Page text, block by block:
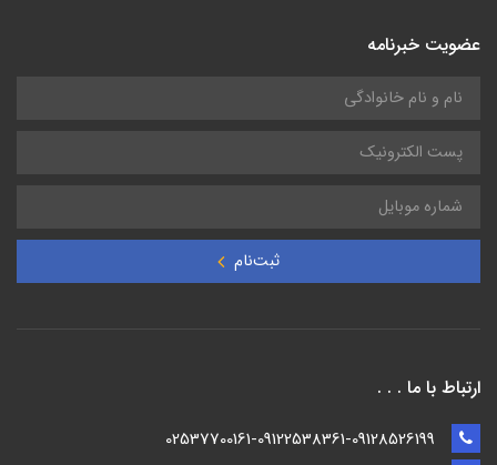
عضویت خبرنامه
ثبت‌نام
ارتباط با ما . . .